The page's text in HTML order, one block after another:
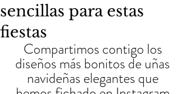
sencillas para estas
fiestas
Compartimos contigo los
diseños más bonitos de uñas
navideñas elegantes que